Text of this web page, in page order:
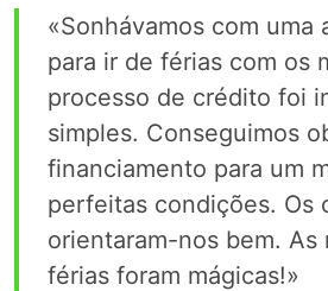
«Sonhávamos com uma
para ir de férias com os
processo de crédito foi
simples. Conseguimos
financiamento para um
perfeitas condições. Os
orientaram-nos bem. As
férias foram mágicas!»